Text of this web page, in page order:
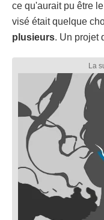
ce qu'aurait pu être
visé était quelque
plusieurs. Un projet